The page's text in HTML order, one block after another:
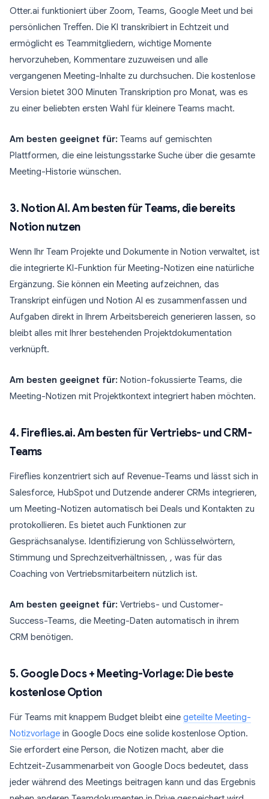
Otter.ai funktioniert über Zoom, Teams, Google Meet und bei
persönlichen Treffen. Die KI transkribiert in Echtzeit und
ermöglicht es Teammitgliedern, wichtige Momente
hervorzuheben, Kommentare zuzuweisen und alle
vergangenen Meeting-Inhalte zu durchsuchen. Die kostenlose
Version bietet 300 Minuten Transkription pro Monat, was es
zu einer beliebten ersten Wahl für kleinere Teams macht.
Am besten geeignet für: Teams auf gemischten
Plattformen, die eine leistungsstarke Suche über die gesamte
Meeting-Historie wünschen.
3. Notion AI. Am besten für Teams, die bereits
Notion nutzen
Wenn Ihr Team Projekte und Dokumente in Notion verwaltet, ist
die integrierte KI-Funktion für Meeting-Notizen eine natürliche
Ergänzung. Sie können ein Meeting aufzeichnen, das
Transkript einfügen und Notion AI es zusammenfassen und
Aufgaben direkt in Ihrem Arbeitsbereich generieren lassen, so
bleibt alles mit Ihrer bestehenden Projektdokumentation
verknüpft.
Am besten geeignet für: Notion-fokussierte Teams, die
Meeting-Notizen mit Projektkontext integriert haben möchten.
4. Fireflies.ai. Am besten für Vertriebs- und CRM-
Teams
Fireflies konzentriert sich auf Revenue-Teams und lässt sich in
Salesforce, HubSpot und Dutzende anderer CRMs integrieren,
um Meeting-Notizen automatisch bei Deals und Kontakten zu
protokollieren. Es bietet auch Funktionen zur
Gesprächsanalyse. Identifizierung von Schlüsselwörtern,
Stimmung und Sprechzeitverhältnissen, , was für das
Coaching von Vertriebsmitarbeitern nützlich ist.
Am besten geeignet für: Vertriebs- und Customer-
Success-Teams, die Meeting-Daten automatisch in ihrem
CRM benötigen.
5. Google Docs + Meeting-Vorlage: Die beste
kostenlose Option
Für Teams mit knappem Budget bleibt eine geteilte Meeting-
Notizvorlage in Google Docs eine solide kostenlose Option.
Sie erfordert eine Person, die Notizen macht, aber die
Echtzeit-Zusammenarbeit von Google Docs bedeutet, dass
jeder während des Meetings beitragen kann und das Ergebnis